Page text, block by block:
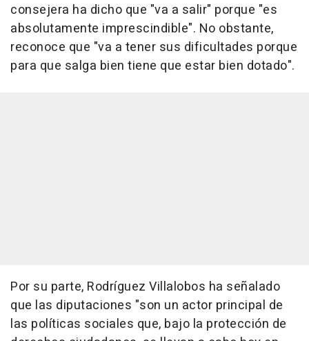
consejera ha dicho que "va a salir" porque "es
absolutamente imprescindible". No obstante,
reconoce que "va a tener sus dificultades porque
para que salga bien tiene que estar bien dotado".
Por su parte, Rodríguez Villalobos ha señalado
que las diputaciones "son un actor principal de
las políticas sociales que, bajo la protección de